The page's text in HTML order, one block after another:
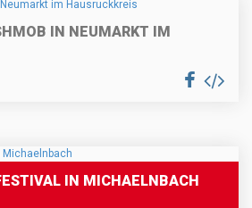
IN NEUMARKT IM
IN MICHAELNBACH